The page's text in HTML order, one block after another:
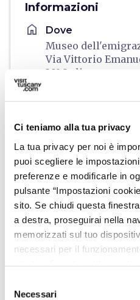
Ci teniamo alla tua privacy
La tua privacy per noi è
puoi scegliere le
preferenze e modificarle in
pulsante “Impostazioni
sito. Se chiudi questa
a destra, proseguirai nella
memorizzati sul tuo
necessari per il
delNecessari
Informazioni
home Dove
Museo
Via Vittorio
LU, Italia
language
useo/
open_in_new
Organizza
hotel Dove dormire
restaurant Dove mangiare
holiday_village Pacchetti e
celebration Esperienze